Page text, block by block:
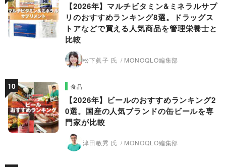
【2026年】マルチビタミン&ミネラルサプ
リのおすすめランキング8選。ドラッグス
トアなどで買える人気商品を管理栄養士と
比較
松下眞子 氏 MONOQLO編集部
食品
【2026年】ビールのおすすめランキング2
0選。国産の人気ブランドの缶ビールを専
門家が比較
津田敏秀 氏 MONOQLO編集部